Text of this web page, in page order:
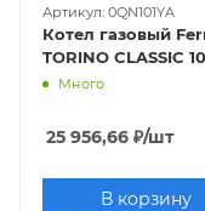
Артикул: 0QN101YA
Котел газовый
TORINO CLASSIC
Много
25 956,66 ₽/шт
В корзину